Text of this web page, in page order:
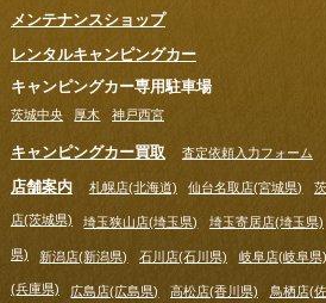
メンテナンスショップ
レンタルキャンピングカー
キャンピングカー専用駐車場
茨城中央 厚木 神戸西宮
キャンピングカー買取 査定依頼入力フォーム
店舗案内 札幌店(北海道) 仙台名取店(宮城県)
店(茨城県) 埼玉狭山店(埼玉県) 埼玉寄居店(埼玉県)
県) 新潟店(新潟県) 石川店(石川県) 岐阜店(岐阜県)
(兵庫県) 広島店(広島県) 高松店(香川県) 鳥栖店(